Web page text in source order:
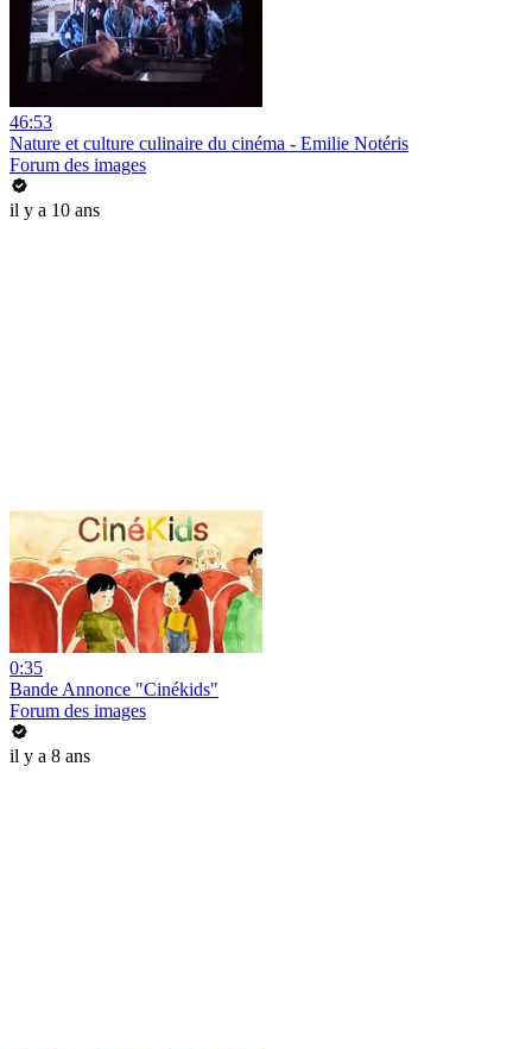
46:53
Nature et culture culinaire du cinéma - Emilie Notéris
Forum des images
il y a 10 ans
0:35
Bande Annonce "Cinékids"
Forum des images
il y a 8 ans